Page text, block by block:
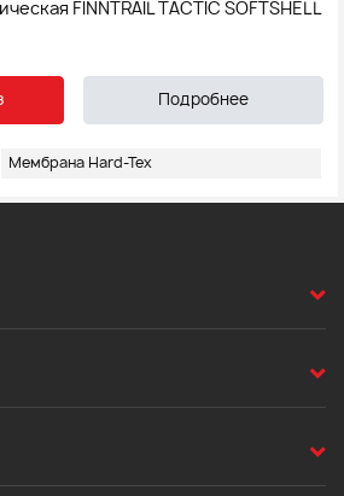
FINNTRAIL TACTIC SOFTSHELL
Подробнее
Мембрана Hard-Tex